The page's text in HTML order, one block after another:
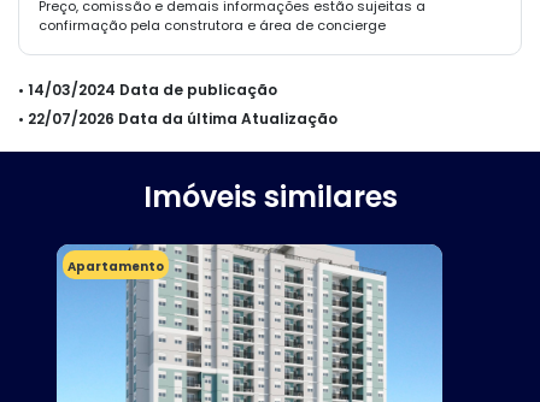
Preço, comissão e demais informações estão sujeitas a
confirmação pela construtora e área de concierge
• 14/03/2024 Data de publicação
• 22/07/2026 Data da última Atualização
Imóveis similares
Apartamento